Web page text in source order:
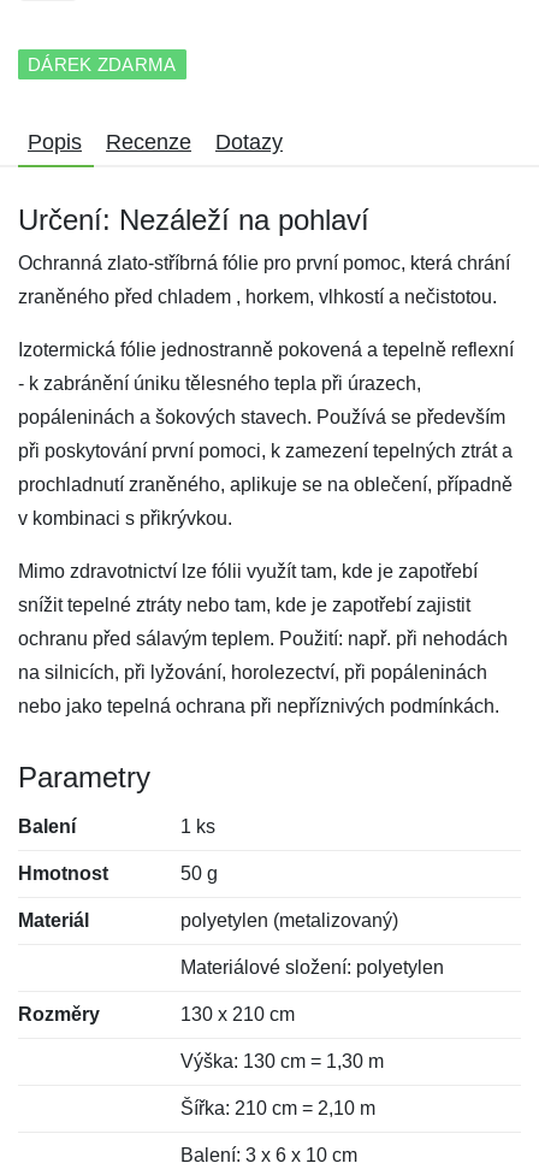
DÁREK ZDARMA
Popis Recenze Dotazy
Určení: Nezáleží na pohlaví
Ochranná zlato-stříbrná fólie pro první pomoc, která chrání
zraněného před chladem , horkem, vlhkostí a nečistotou.
Izotermická fólie jednostranně pokovená a tepelně reflexní
- k zabránění úniku tělesného tepla při úrazech,
popáleninách a šokových stavech. Používá se především
při poskytování první pomoci, k zamezení tepelných ztrát a
prochladnutí zraněného, aplikuje se na oblečení, případně
v kombinaci s přikrývkou.
Mimo zdravotnictví lze fólii využít tam, kde je zapotřebí
snížit tepelné ztráty nebo tam, kde je zapotřebí zajistit
ochranu před sálavým teplem. Použití: např. při nehodách
na silnicích, při lyžování, horolezectví, při popáleninách
nebo jako tepelná ochrana při nepříznivých podmínkách.
Parametry
Balení 1 ks
Hmotnost 50 g
Materiál polyetylen (metalizovaný)
Materiálové složení: polyetylen
Rozměry 130 x 210 cm
Výška: 130 cm = 1,30 m
Šířka: 210 cm = 2,10 m
Balení: 3 x 6 x 10 cm